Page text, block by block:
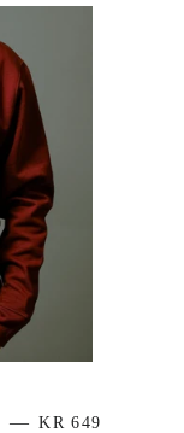
— VANLIG PRIS
KR 649